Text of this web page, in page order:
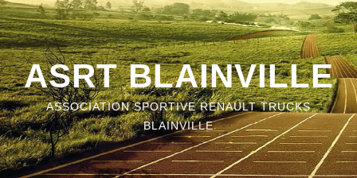
ASRT BLAINVILLE
ASSOCIATION SPORTIVE RENAULT TRUCKS
BLAINVILLE